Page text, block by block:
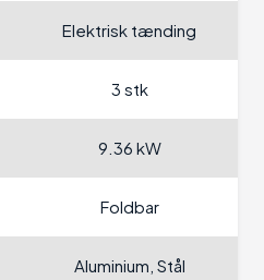
Elektrisk tænding
3 stk
9.36 kW
Foldbar
Aluminium, Stål